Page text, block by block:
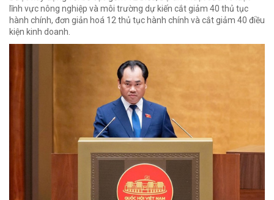
lĩnh vực nông nghiệp và môi trường dự kiến cắt giảm 40 thủ tục
hành chính, đơn giản hoá 12 thủ tục hành chính và cắt giảm 40 điều
kiện kinh doanh.